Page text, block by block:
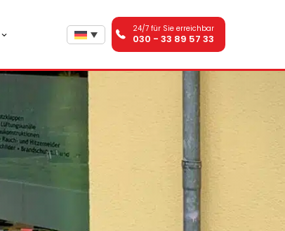
24/7 für Sie erreichbar
030 - 33 89 57 33